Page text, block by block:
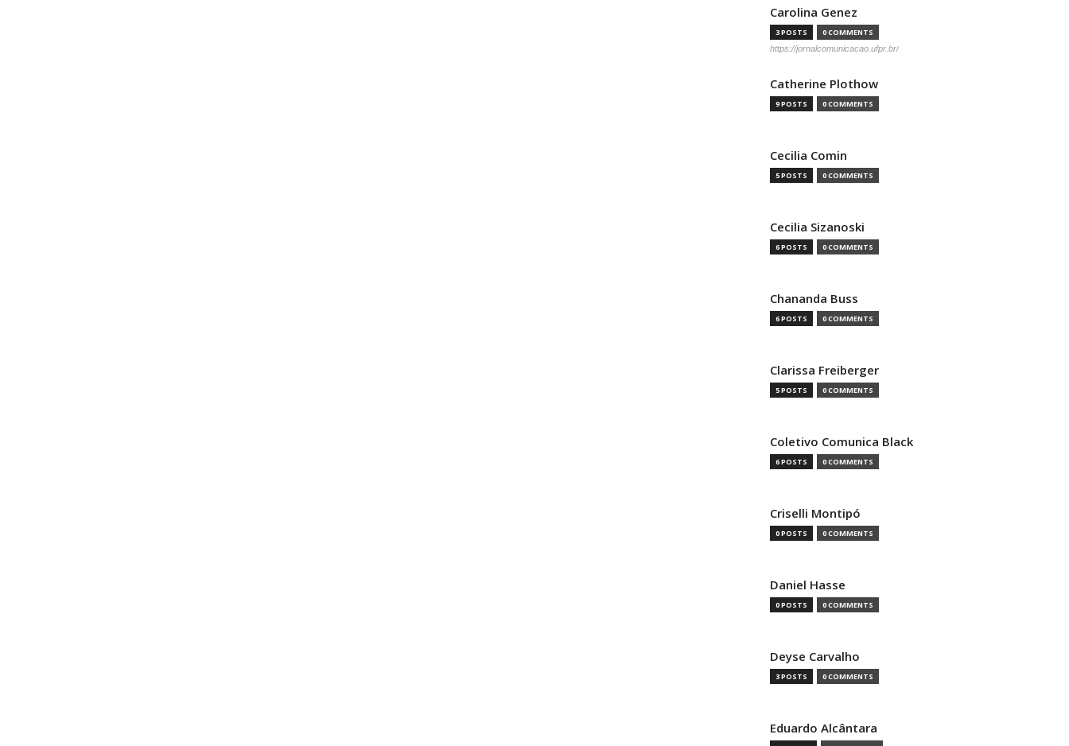
Carolina Genez
3 POSTS 0 COMMENTS
https://jornalcomunicacao.ufpr.br/
Catherine Plothow
9 POSTS 0 COMMENTS
Cecilia Comin
5 POSTS 0 COMMENTS
Cecilia Sizanoski
6 POSTS 0 COMMENTS
Chananda Buss
6 POSTS 0 COMMENTS
Clarissa Freiberger
5 POSTS 0 COMMENTS
Coletivo Comunica Black
6 POSTS 0 COMMENTS
Criselli Montipó
0 POSTS 0 COMMENTS
Daniel Hasse
0 POSTS 0 COMMENTS
Deyse Carvalho
3 POSTS 0 COMMENTS
Eduardo Alcântara